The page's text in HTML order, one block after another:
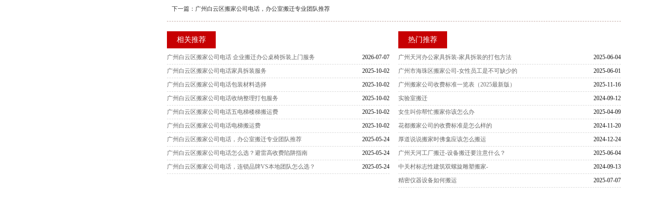
下一篇： 广州白云区搬家公司电话，办公室搬迁专业团队推荐
相关推荐
2026-07-07
广州白云区搬家公司电话 企业搬迁办公桌椅拆装上门服务
2025-10-02
广州白云区搬家公司电话家具拆装服务
2025-10-02
广州白云区搬家公司电话包装材料选择
2025-10-02
广州白云区搬家公司电话收纳整理打包服务
2025-10-02
广州白云区搬家公司电话五电梯楼梯搬运费
2025-10-02
广州白云区搬家公司电话电梯搬运费
2025-05-24
广州白云区搬家公司电话，办公室搬迁专业团队推荐
2025-05-24
广州白云区搬家公司电话怎么选？避雷高收费陷阱指南
2025-05-24
广州白云区搬家公司电话，连锁品牌VS本地团队怎么选？
热门推荐
2025-06-04
广州天河办公家具拆装-家具拆装的打包方法
2025-06-01
广州市海珠区搬家公司-女性员工是不可缺少的
2025-11-16
广州搬家公司收费标准一览表（2025最新版）
2024-09-12
实验室搬迁
2025-04-09
女生叫你帮忙搬家你该怎么办
2024-11-20
花都搬家公司的收费标准是怎么样的
2024-12-24
厚道说说搬家时佛龛应该怎么搬运
2025-06-04
广州天河工厂搬迁-设备搬迁要注意什么？
2024-09-13
中关村标志性建筑双螺旋雕塑搬家-
2025-07-07
精密仪器设备如何搬运